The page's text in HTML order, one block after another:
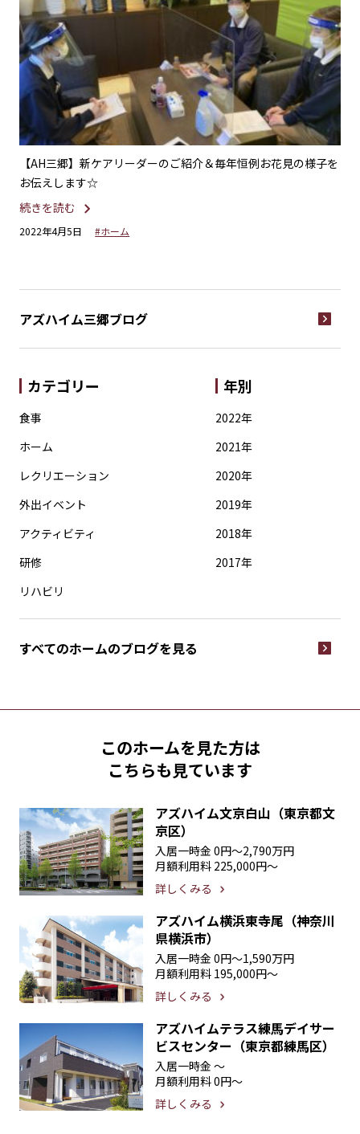
【AH三郷】新ケアリーダーのご紹介＆毎年恒例お花見の様子を
お伝えします☆
続きを読む
2022年4月5日 #ホーム
アズハイム三郷ブログ
カテゴリー
食事
ホーム
レクリエーション
外出イベント
アクティビティ
研修
リハビリ
年別
2022年
2021年
2020年
2019年
2018年
2017年
すべてのホームのブログを見る
このホームを見た方は
こちらも見ています
アズハイム文京白山（東京都文
京区）
入居一時金 0円〜2,790万円
月額利用料 225,000円〜
詳しくみる
アズハイム横浜東寺尾（神奈川
県横浜市）
入居一時金 0円〜1,590万円
月額利用料 195,000円〜
詳しくみる
アズハイムテラス練馬デイサー
ビスセンター（東京都練馬区）
入居一時金 〜
月額利用料0円〜
詳しくみる